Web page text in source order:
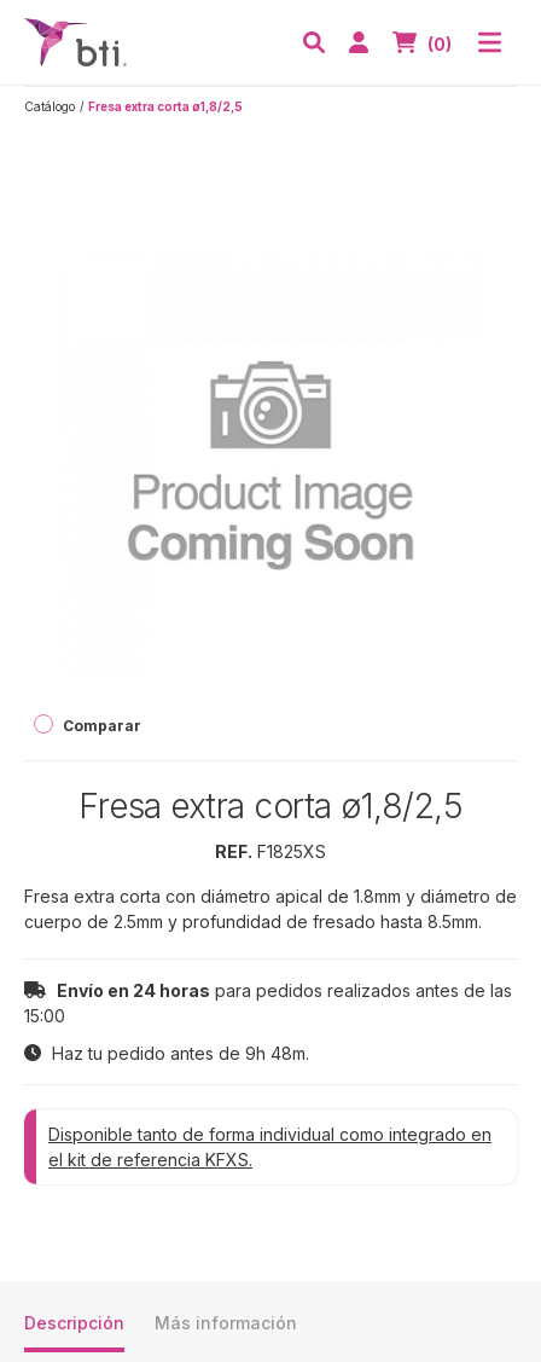
BTI - Human Tecnology
Acceder
Nº de
(0)
Catálogo Fresa extra corta ø1,8/2,5
Comparar
Fresa extra corta ø1,8/2,5
REF. F1825XS
Fresa extra corta con diámetro apical de 1.8mm y diámetro de
cuerpo de 2.5mm y profundidad de fresado hasta 8.5mm.
Envío en 24 horas para pedidos realizados antes de las
15:00
Haz tu pedido antes de 9h 48m.
Disponible tanto de forma individual como integrado en
el kit de referencia KFXS.
Descripción Más información